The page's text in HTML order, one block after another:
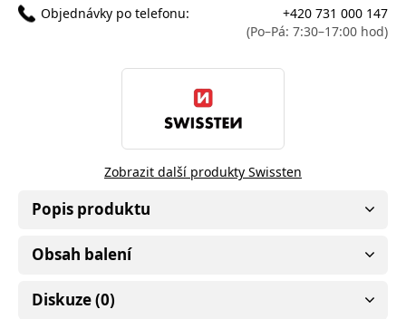
Objednávky po telefonu:
+420 731 000 147
(Po–Pá: 7:30–17:00 hod)
Zobrazit další produkty Swissten
Popis produktu
Obsah balení
Diskuze (0)